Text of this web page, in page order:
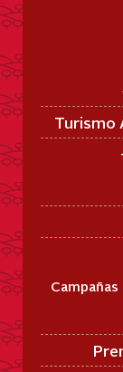
Turismo